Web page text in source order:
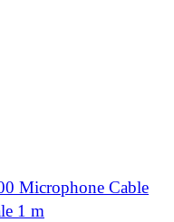
Microphone Cable
1 m